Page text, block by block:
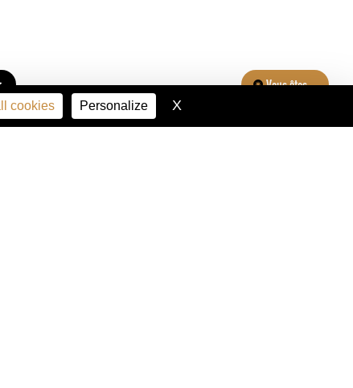
Vous êtes...
cookies Personalize X